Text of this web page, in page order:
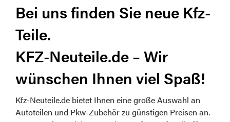
Bei uns finden Sie neue Kfz-
Teile.
KFZ-Neuteile.de – Wir
wünschen Ihnen viel Spaß!
Kfz-Neuteile.de bietet Ihnen eine große Auswahl an
Autoteilen und Pkw-Zubehör zu günstigen Preisen an.